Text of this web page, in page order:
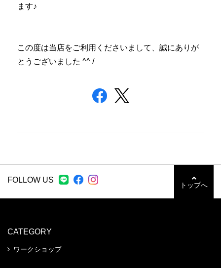
ます♪
この度は当店をご利用くださいまして、誠にありが
とうございました ^^ /
FOLLOW US
トップへ
CATEGORY
ワークショップ